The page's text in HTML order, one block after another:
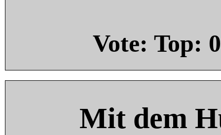
Vote: Top: 0
Mit dem